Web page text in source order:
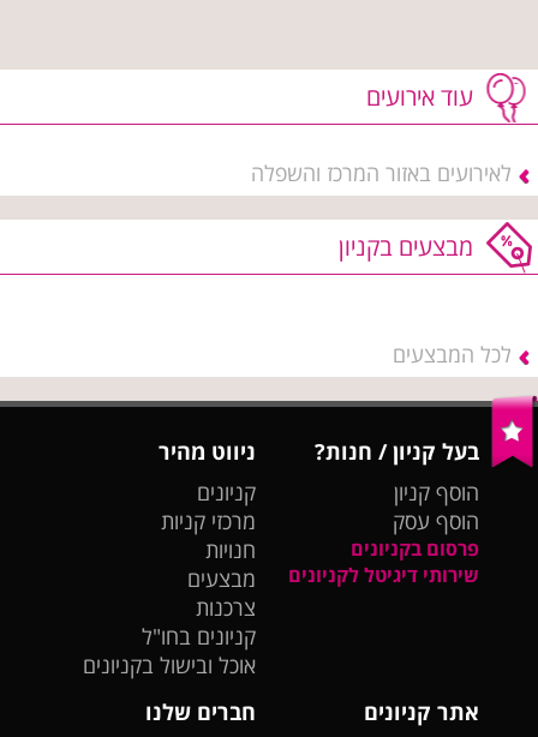
עוד אירועים
לאירועים באזור המרכז והשפלה
מבצעים בקניון
לכל המבצעים
בעל קניון / חנות?
הוסף קניון
הוסף עסק
פרסום בקניונים
שירותי דיגיטל לקניונים
ניווט מהיר
קניונים
מרכזי קניות
חנויות
מבצעים
צרכנות
קניונים בחו"ל
אוכל ובישול בקניונים
אתר קניונים
חברים שלנו